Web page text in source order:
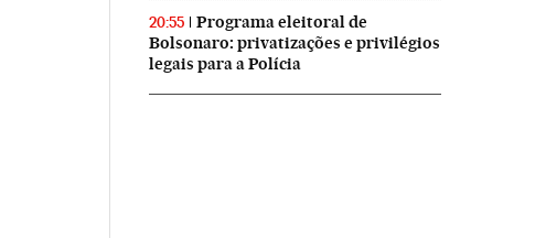
20:55
Programa eleitoral de
Bolsonaro: privatizações e privilégios
legais para a Polícia